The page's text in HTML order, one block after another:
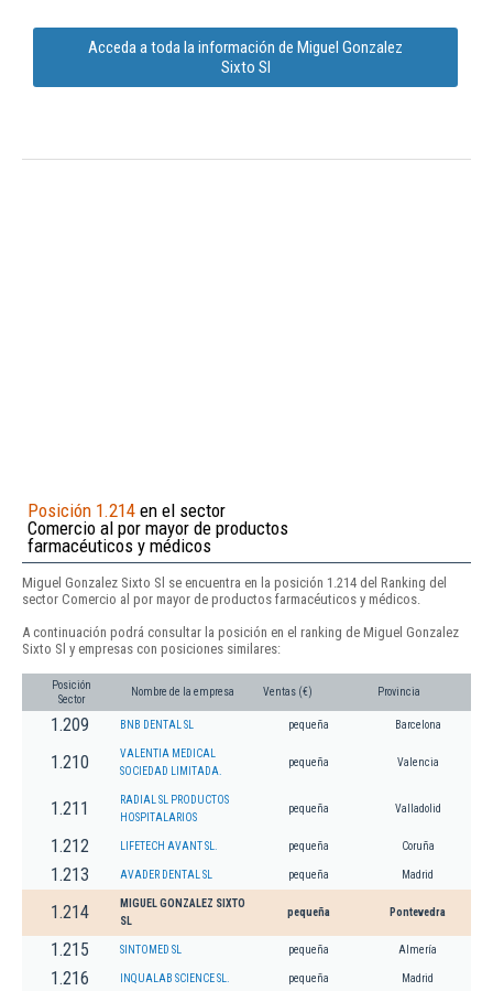
Acceda a toda la información de Miguel Gonzalez
Sixto Sl
Posición 1.214 en el sector
Comercio al por mayor de productos
farmacéuticos y médicos
Miguel Gonzalez Sixto Sl se encuentra en la posición 1.214 del Ranking del
sector Comercio al por mayor de productos farmacéuticos y médicos.
A continuación podrá consultar la posición en el ranking de Miguel Gonzalez
Sixto Sl y empresas con posiciones similares:
Posición
Sector
Nombre de la empresa Ventas (€) Provincia
1.209 BNB DENTAL SL pequeña Barcelona
1.210
VALENTIA MEDICAL
SOCIEDAD LIMITADA.
pequeña Valencia
1.211
RADIAL SL PRODUCTOS
HOSPITALARIOS
pequeña Valladolid
1.212 LIFETECH AVANT SL. pequeña Coruña
1.213 AVADER DENTAL SL pequeña Madrid
1.214
MIGUEL GONZALEZ SIXTO
SL
pequeña Pontevedra
1.215 SINTOMED SL pequeña Almería
1.216 INQUALAB SCIENCE SL. pequeña Madrid